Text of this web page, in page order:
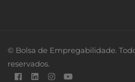
© Bolsa de Empregabilidade.
reservados.